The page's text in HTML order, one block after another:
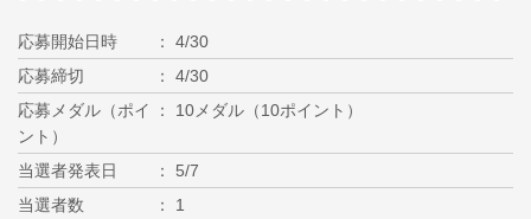
応募開始日時
4/30
応募締切
4/30
応募メダル（ポイ
ント）
10メダル（10ポイント）
当選者発表日
5/7
当選者数
1